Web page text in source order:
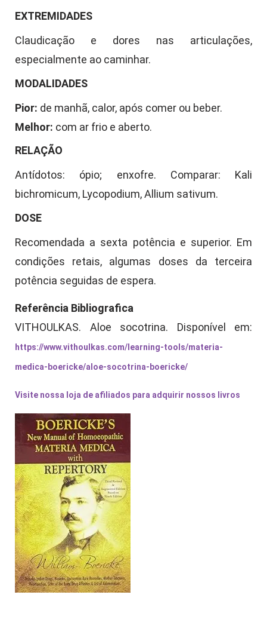
EXTREMIDADES
Claudicação e dores nas articulações,
especialmente ao caminhar.
MODALIDADES
Pior: de manhã, calor, após comer ou beber.
Melhor: com ar frio e aberto.
RELAÇÃO
Antídotos: ópio; enxofre. Comparar: Kali
bichromicum, Lycopodium, Allium sativum.
DOSE
Recomendada a sexta potência e superior. Em
condições retais, algumas doses da terceira
potência seguidas de espera.
Referência Bibliografica
VITHOULKAS. Aloe socotrina. Disponível em:
https://www.vithoulkas.com/learning-tools/materia-
medica-boericke/aloe-socotrina-boericke/
Visite nossa loja de afiliados para adquirir nossos livros